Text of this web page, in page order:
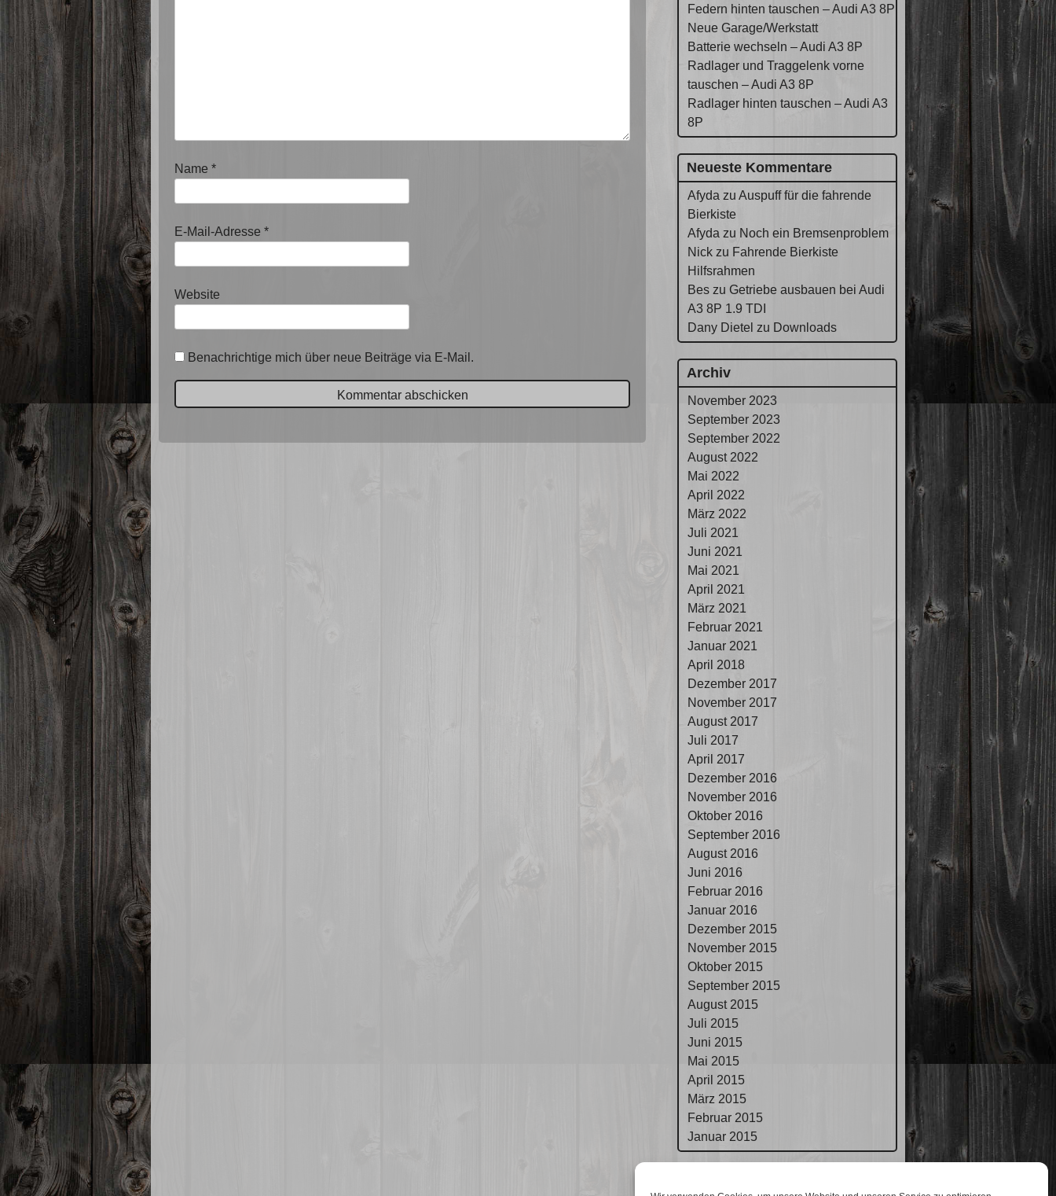
Name *
E-Mail-Adresse *
Website
Benachrichtige mich über neue Beiträge via E-Mail.
Federn hinten tauschen – Audi A3 8P
Neue Garage/Werkstatt
Batterie wechseln – Audi A3 8P
Radlager und Traggelenk vorne
tauschen – Audi A3 8P
Radlager hinten tauschen – Audi A3
8P
Neueste Kommentare
Afyda zu Auspuff für die fahrende
Bierkiste
Afyda zu Noch ein Bremsenproblem
Nick zu Fahrende Bierkiste
Hilfsrahmen
Bes zu Getriebe ausbauen bei Audi
A3 8P 1.9 TDI
Dany Dietel zu Downloads
Archiv
November 2023
September 2023
September 2022
August 2022
Mai 2022
April 2022
März 2022
Juli 2021
Juni 2021
Mai 2021
April 2021
März 2021
Februar 2021
Januar 2021
April 2018
Dezember 2017
November 2017
August 2017
Juli 2017
April 2017
Dezember 2016
November 2016
Oktober 2016
September 2016
August 2016
Juni 2016
Februar 2016
Januar 2016
Dezember 2015
November 2015
Oktober 2015
September 2015
August 2015
Juli 2015
Juni 2015
Mai 2015
April 2015
März 2015
Februar 2015
Januar 2015